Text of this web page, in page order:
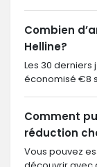
Combien
Helline?
Les 30 derniers
économisé €8
Comment
réduction
Vous pouvez